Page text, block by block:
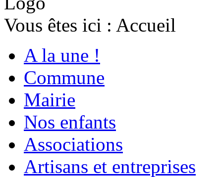
Vous êtes ici : Accueil
A la une !
Commune
Mairie
Nos enfants
Associations
Artisans et entreprises